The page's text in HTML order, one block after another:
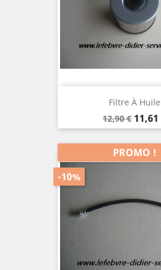
Filtre À Huile
Prix
de
base
12,90 € Prix
11,61
-10%
PROMO !